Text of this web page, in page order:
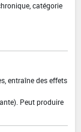
catégorie
entraîne des effets
Peut produire